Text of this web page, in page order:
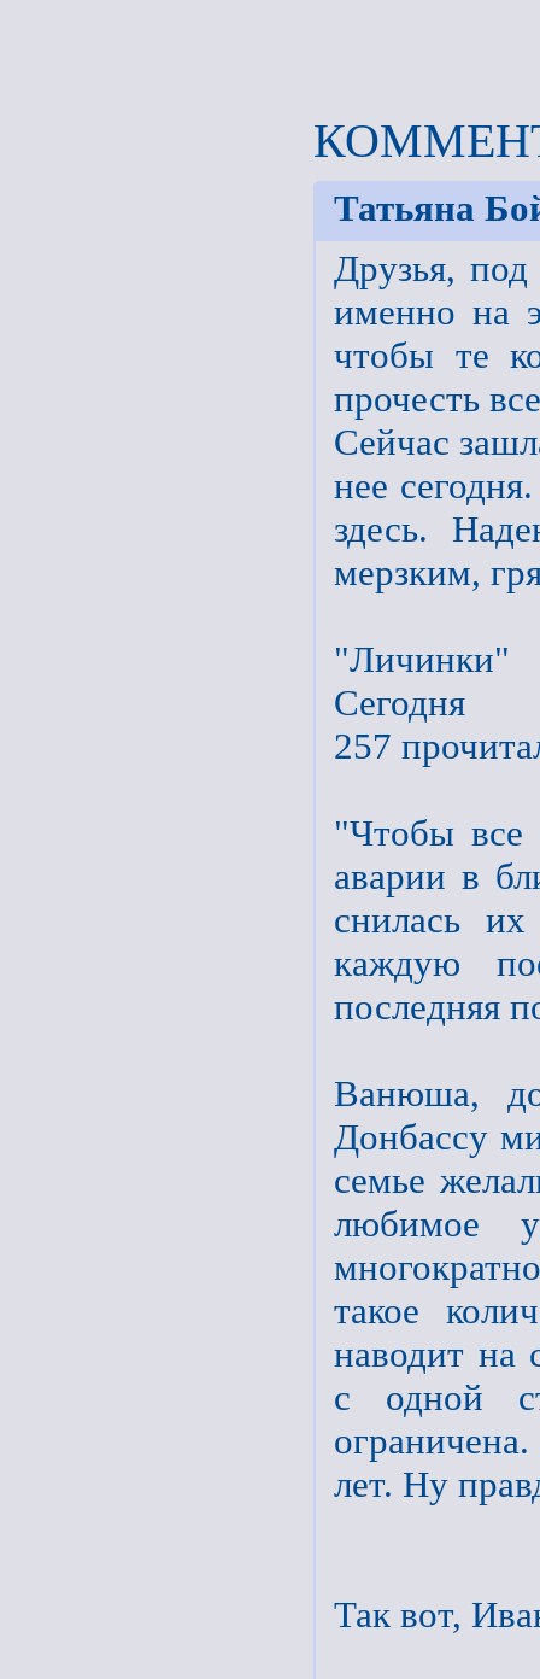
Татьяна
Друзья, под
именно на
чтобы те
прочесть
Сейчас
нее
здесь.
мерзким,
"Личинки"
Сегодня
257
"Чтобы
аварии в
снилась
каждую
последняя
Ванюша,
Донбассу
семье
любимое
такое
наводит на
с одной
лет. Ну
Так вот,